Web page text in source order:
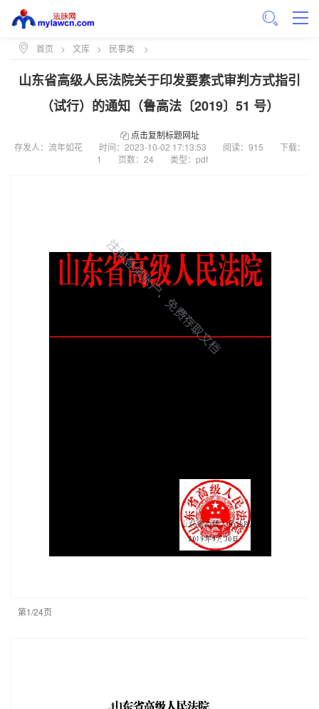
首页 > 文库 > 民事类 >
山东省高级人民法院关于印发要素式审判方式指引
（试行）的通知（鲁高法〔2019〕51 号）
点击复制标题网址
存发人：流年如花
时间： 2023-10-02 17:13:53 阅读：915
下载：
1
页数：24 类型：pdf
第1/24页